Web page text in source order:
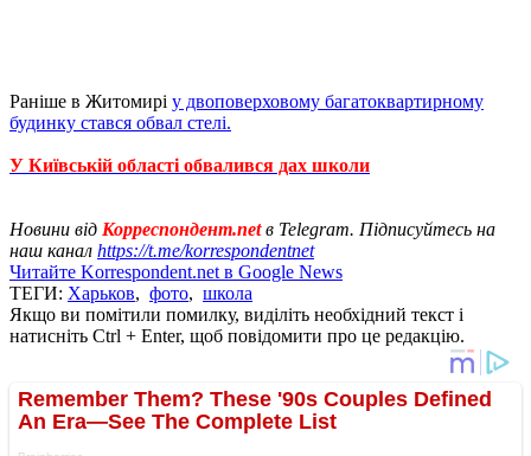
Раніше в Житомирі у двоповерховому багатоквартирному
будинку стався обвал стелі.
У Київській області обвалився дах школи
Новини від Корреспондент.netв Telegram. Підписуйтесь на
наш канал https://t.me/korrespondentnet
Читайте Korrespondent.net в Google News
ТЕГИ: Харьков, фото, школа
Якщо ви помітили помилку, виділіть необхідний текст і
натисніть Ctrl + Enter, щоб повідомити про це редакцію.